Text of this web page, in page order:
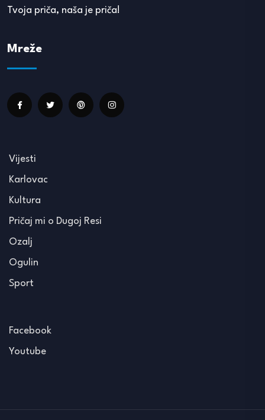
Tvoja priča, naša je priča!
Mreže
Vijesti
Karlovac
Kultura
Pričaj mi o Dugoj Resi
Ozalj
Ogulin
Sport
Facebook
Youtube